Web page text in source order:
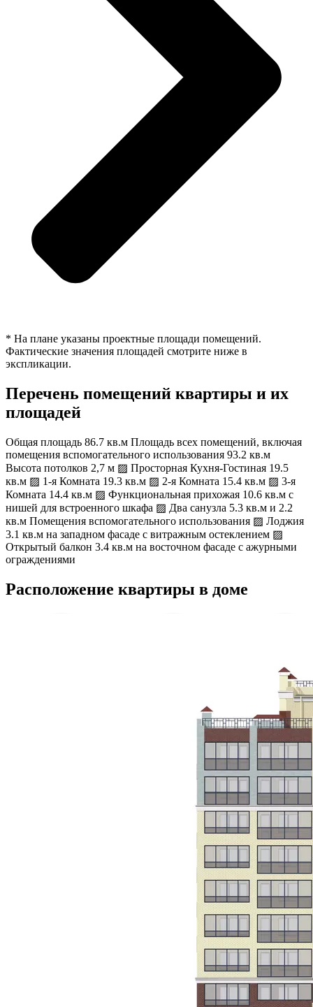
* На плане указаны проектные площади помещений.
Фактические значения площадей смотрите ниже в
экспликации.
Перечень помещений квартиры и их
площадей
Общая площадь 86.7 кв.м Площадь всех помещений, включая
помещения вспомогательного использования 93.2 кв.м
Высота потолков 2,7 м ▨ Просторная Кухня-Гостиная 19.5
кв.м ▨ 1-я Комната 19.3 кв.м ▨ 2-я Комната 15.4 кв.м ▨ 3-я
Комната 14.4 кв.м ▨ Функциональная прихожая 10.6 кв.м с
нишей для встроенного шкафа ▨ Два санузла 5.3 кв.м и 2.2
кв.м Помещения вспомогательного использования ▨ Лоджия
3.1 кв.м на западном фасаде с витражным остеклением ▨
Открытый балкон 3.4 кв.м на восточном фасаде с ажурными
ограждениями
Расположение квартиры в доме